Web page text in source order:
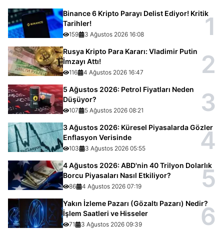
Binance 6 Kripto Parayı Delist Ediyor! Kritik
Tarihler!
159 3 Ağustos 2026 16:08 1
Rusya Kripto Para Kararı: Vladimir Putin
İmzayı Attı!
116 4 Ağustos 2026 16:47 2
5 Ağustos 2026: Petrol Fiyatları Neden
Düşüyor?
107 5 Ağustos 2026 08:21 3
3 Ağustos 2026: Küresel Piyasalarda Gözler
Enflasyon Verisinde
103 3 Ağustos 2026 05:55 4
4 Ağustos 2026: ABD'nin 40 Trilyon Dolarlık
Borcu Piyasaları Nasıl Etkiliyor?
86 4 Ağustos 2026 07:19 5
Yakın İzleme Pazarı (Gözaltı Pazarı) Nedir?
İşlem Saatleri ve Hisseler
71 3 Ağustos 2026 09:39 6